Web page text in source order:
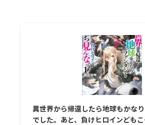
異世界から帰還したら地球もかな
でした。あと、負けヒロインどもこ